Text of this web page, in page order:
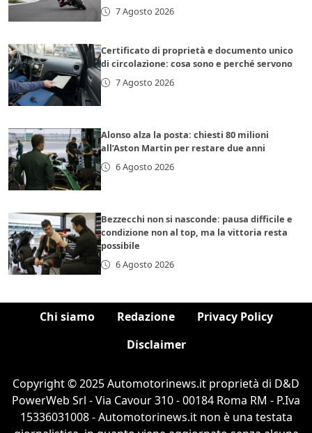
7 Agosto 2026
Certificato di proprietà e documento unico
di circolazione: cosa sono e perché servono
7 Agosto 2026
Alonso alza la posta: chiesti 80 milioni
all’Aston Martin per restare due anni
6 Agosto 2026
Bezzecchi non si nasconde: pausa difficile e
condizione non al top, ma la vittoria resta
possibile
6 Agosto 2026
Chi siamo Redazione
Privacy Policy
Disclaimer
Copyright © 2025 Automotorinews.it proprietà di D&D
PowerWeb Srl - Via Cavour 310 - 00184 Roma RM - P.Iva
15336031008 - Automotorinews.it non è una testata